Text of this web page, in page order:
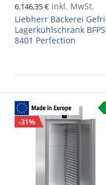
6.146,35 € inkl. MwSt.
Liebherr Bäckerei
Lagerkühlschrank
8401 Perfection
-31%